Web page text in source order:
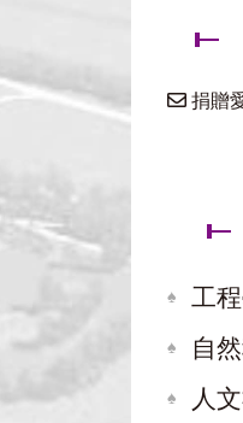
捐贈
工
自
人